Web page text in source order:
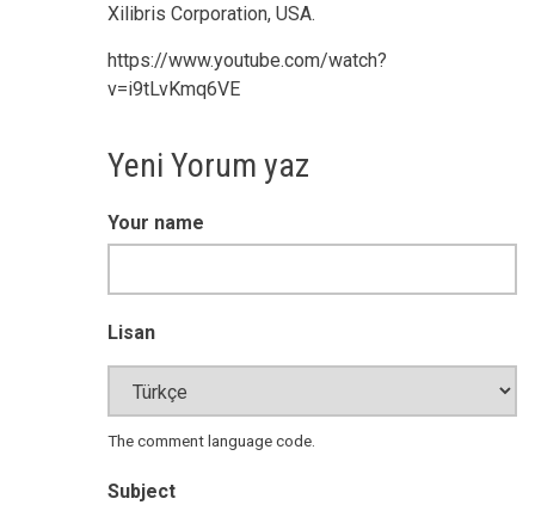
Xilibris Corporation, USA.
https://www.youtube.com/watch?
v=i9tLvKmq6VE
Yeni Yorum yaz
Your name
Lisan
The comment language code.
Subject